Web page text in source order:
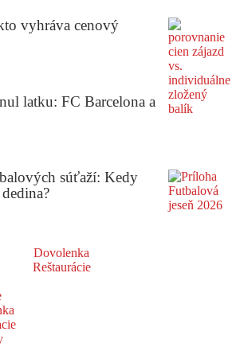
vyhráva cenový
latku: FC Barcelona a
súťaží: Kedy
Dovolenka
Reštaurácie